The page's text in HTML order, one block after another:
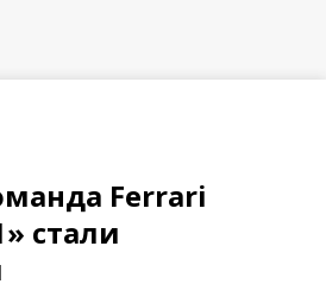
Ferrari
стали